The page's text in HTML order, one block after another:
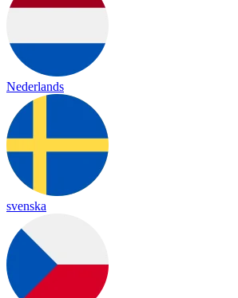
Nederlands
svenska